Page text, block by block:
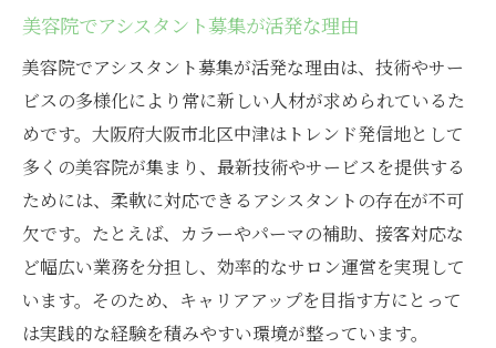
美容院で働く魅力とアシスタントの役割を解説
美容院で学べるアシスタントの成長ステッ
プ
美容院ならではのやりがいと働きがいを実
感
アシスタントが担う美容院での大切な役割
美容院で働く女性に人気の理由とは何か
美容院アシスタントを目指す上での心構え
美容院の現場で必要とされるスキルや対応
美容院でアシスタント募集が活発な理由
美容院でアシスタント募集が活発な理由は、技術やサー
ビスの多様化により常に新しい人材が求められているた
めです。大阪府大阪市北区中津はトレンド発信地として
多くの美容院が集まり、最新技術やサービスを提供する
ためには、柔軟に対応できるアシスタントの存在が不可
欠です。たとえば、カラーやパーマの補助、接客対応な
ど幅広い業務を分担し、効率的なサロン運営を実現して
います。そのため、キャリアアップを目指す方にとって
は実践的な経験を積みやすい環境が整っています。